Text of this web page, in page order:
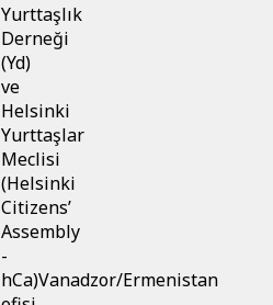
Yurttaşlık
Derneği
(Yd)
ve
Helsinki
Yurttaşlar
Meclisi
(Helsinki
Citizens’
Assembly
-
hCa)Vanadzor/Ermenistan